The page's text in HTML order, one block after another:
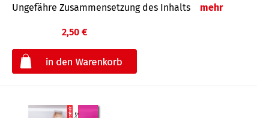
Ungefähre Zusammensetzung des Inhalts mehr
2,50 €